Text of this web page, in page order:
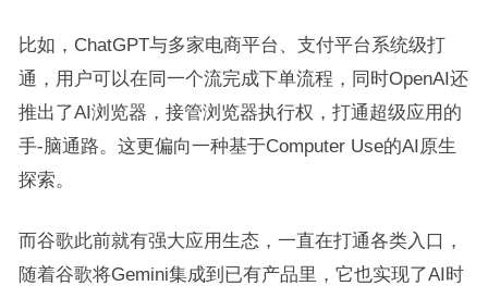
比如，ChatGPT与多家电商平台、支付平台系统级打
通，用户可以在同一个流完成下单流程，同时OpenAI还
推出了AI浏览器，接管浏览器执行权，打通超级应用的
手-脑通路。这更偏向一种基于Computer Use的AI原生
探索。
而谷歌此前就有强大应用生态，一直在打通各类入口，
随着谷歌将Gemini集成到已有产品里，它也实现了AI时